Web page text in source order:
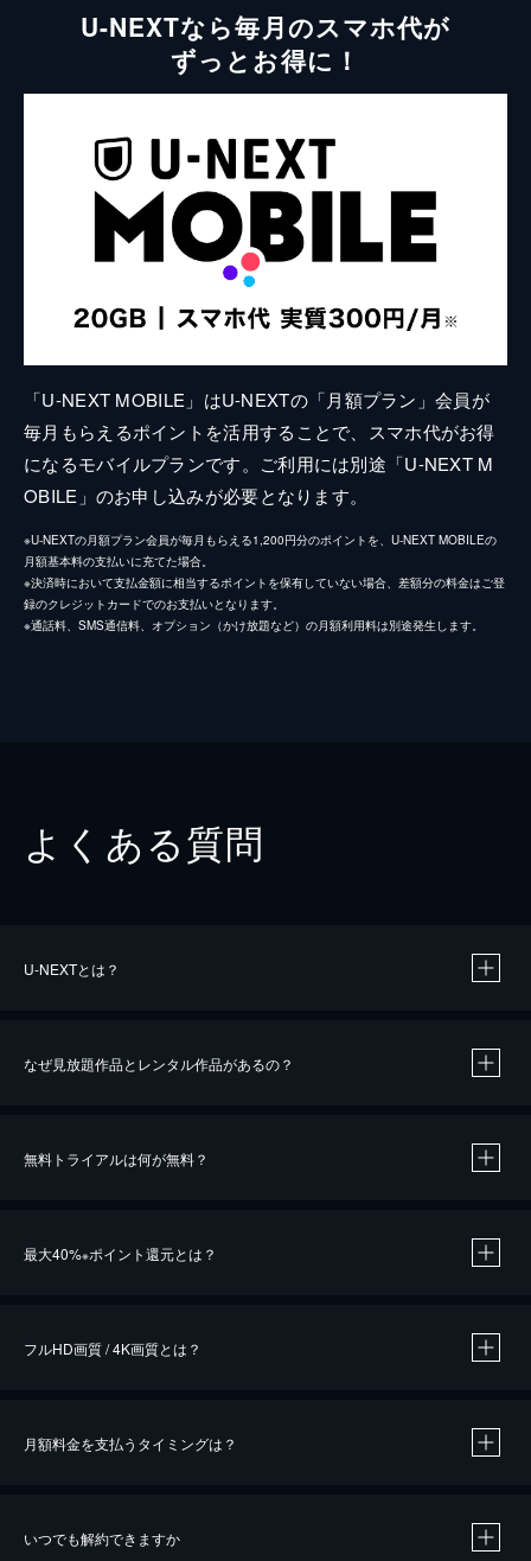
U-NEXTなら毎月のスマホ代が
ずっとお得に！
「U-NEXT MOBILE」はU-NEXTの「月額プラン」会員が
毎月もらえるポイントを活用することで、スマホ代がお得
になるモバイルプランです。ご利用には別途「U-NEXT M
OBILE」のお申し込みが必要となります。
※U-NEXTの月額プラン会員が毎月もらえる1,200円分のポイントを、U-NEXT MOBILEの
月額基本料の支払いに充てた場合。
※決済時において支払金額に相当するポイントを保有していない場合、差額分の料金はご登
録のクレジットカードでのお支払いとなります。
※通話料、SMS通信料、オプション（かけ放題など）の月額利用料は別途発生します。
よくある質問
U-NEXTとは？
なぜ見放題作品とレンタル作品があるの？
無料トライアルは何が無料？
最大40%※ポイント還元とは？
※40％ポイント還元の対象は、クレジットカード決済による作品の購入 / レンタルです。
フルHD画質 / 4K画質とは？
月額料金を支払うタイミングは？
いつでも解約できますか